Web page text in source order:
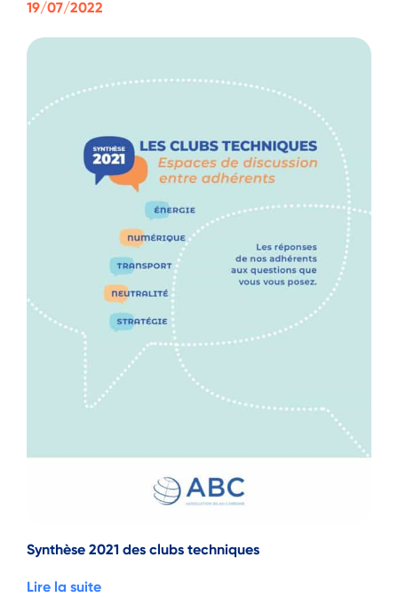
19/07/2022
Synthèse 2021 des clubs techniques
Lire la suite